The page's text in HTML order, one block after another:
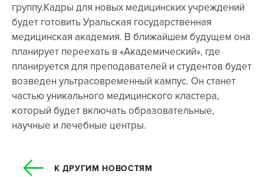
группу.Кадры для новых медицинских учреждений
будет готовить Уральская государственная
медицинская академия. В ближайшем будущем она
планирует переехать в «Академический», где
планируется для преподавателей и студентов будет
возведен ультрасовременный кампус. Он станет
частью уникального медицинского кластера,
который будет включать образовательные,
научные и лечебные центры.
К ДРУГИМ НОВОСТЯМ